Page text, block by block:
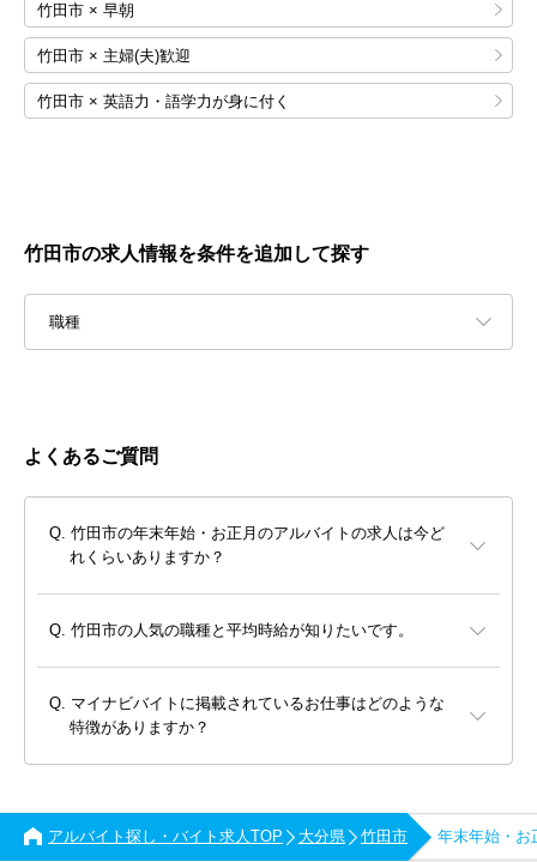
竹田市 × 早朝
竹田市 × 主婦(夫)歓迎
竹田市 × 英語力・語学力が身に付く
竹田市の求人情報を条件を追加して探す
職種
よくあるご質問
竹田市の年末年始・お正月のアルバイトの求人は今ど
れくらいありますか？
竹田市の人気の職種と平均時給が知りたいです。
マイナビバイトに掲載されているお仕事はどのような
特徴がありますか？
アルバイト探し・バイト求人TOP 大分県 竹田市 年末年始・お